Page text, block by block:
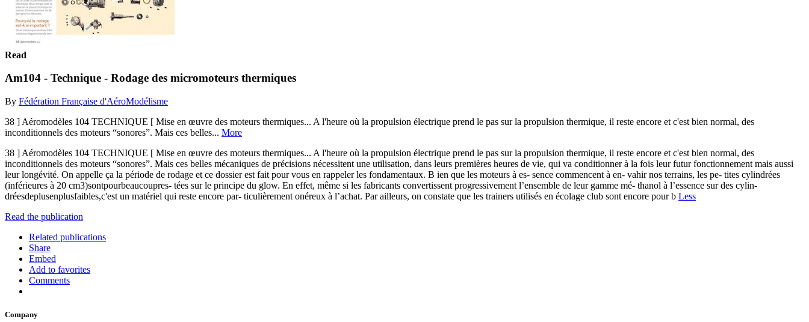
Read
Am104 - Technique - Rodage des micromoteurs thermiques
By Fédération Française d'AéroModélisme
38 ] Aéromodèles 104 TECHNIQUE [ Mise en œuvre des moteurs thermiques... A l'heure où la propulsion électrique prend le pas sur la propulsion thermique, il reste encore et c'est bien normal, des
inconditionnels des moteurs “sonores”. Mais ces belles... More
38 ] Aéromodèles 104 TECHNIQUE [ Mise en œuvre des moteurs thermiques... A l'heure où la propulsion électrique prend le pas sur la propulsion thermique, il reste encore et c'est bien normal, des
inconditionnels des moteurs “sonores”. Mais ces belles mécaniques de précisions nécessitent une utilisation, dans leurs premières heures de vie, qui va conditionner à la fois leur futur fonctionnement mais aussi
leur longévité. On appelle ça la période de rodage et ce dossier est fait pour vous en rappeler les fondamentaux. B ien que les moteurs à es- sence commencent à en- vahir nos terrains, les pe- tites cylindrées
(inférieures à 20 cm3)sontpourbeaucoupres- tées sur le principe du glow. En effet, même si les fabricants convertissent progressivement l’ensemble de leur gamme mé- thanol à l’essence sur des cylin-
dréesdeplusenplusfaibles,c'est un matériel qui reste encore par- ticulièrement onéreux à l’achat. Par ailleurs, on constate que les trainers utilisés en écolage club sont encore pour b Less
Read the publication
Related publications
Share
Embed
Add to favorites
Comments
Company